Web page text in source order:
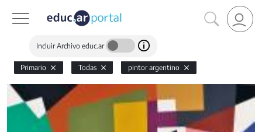
Incluir Archivo educ.ar
Primario Todas pintor argentino